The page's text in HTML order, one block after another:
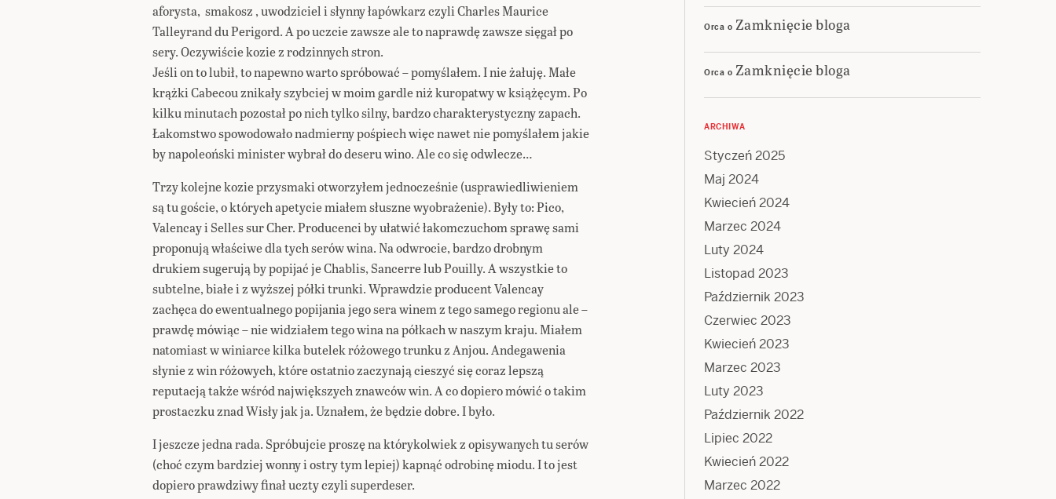
aforysta, smakosz , uwodziciel i słynny łapówkarz czyli Charles Maurice
Talleyrand du Perigord. A po uczcie zawsze ale to naprawdę zawsze sięgał po
sery. Oczywiście kozie z rodzinnych stron.
Jeśli on to lubił, to napewno warto spróbować – pomyślałem. I nie żałuję. Małe
krążki Cabecou znikały szybciej w moim gardle niż kuropatwy w książęcym. Po
kilku minutach pozostał po nich tylko silny, bardzo charakterystyczny zapach.
Łakomstwo spowodowało nadmierny pośpiech więc nawet nie pomyślałem jakie
by napoleoński minister wybrał do deseru wino. Ale co się odwlecze…
Trzy kolejne kozie przysmaki otworzyłem jednocześnie (usprawiedliwieniem
są tu goście, o których apetycie miałem słuszne wyobrażenie). Były to: Pico,
Valencay i Selles sur Cher. Producenci by ułatwić łakomczuchom sprawę sami
proponują właściwe dla tych serów wina. Na odwrocie, bardzo drobnym
drukiem sugerują by popijać je Chablis, Sancerre lub Pouilly. A wszystkie to
subtelne, białe i z wyższej półki trunki. Wprawdzie producent Valencay
zachęca do ewentualnego popijania jego sera winem z tego samego regionu ale –
prawdę mówiąc – nie widziałem tego wina na półkach w naszym kraju. Miałem
natomiast w winiarce kilka butelek różowego trunku z Anjou. Andegawenia
słynie z win różowych, które ostatnio zaczynają cieszyć się coraz lepszą
reputacją także wśród największych znawców win. A co dopiero mówić o takim
prostaczku znad Wisły jak ja. Uznałem, że będzie dobre. I było.
I jeszcze jedna rada. Spróbujcie proszę na którykolwiek z opisywanych tu serów
(choć czym bardziej wonny i ostry tym lepiej) kapnąć odrobinę miodu. I to jest
dopiero prawdziwy finał uczty czyli superdeser.
Orca o Zamknięcie bloga
Orca o Zamknięcie bloga
ARCHIWA
Styczeń 2025
Maj 2024
Kwiecień 2024
Marzec 2024
Luty 2024
Listopad 2023
Październik 2023
Czerwiec 2023
Kwiecień 2023
Marzec 2023
Luty 2023
Październik 2022
Lipiec 2022
Kwiecień 2022
Marzec 2022